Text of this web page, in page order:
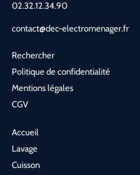
02.32.12.34.90
contact@dec-electromenager.fr
Rechercher
Politique de confidentialité
Mentions légales
CGV
Accueil
Lavage
Cuisson